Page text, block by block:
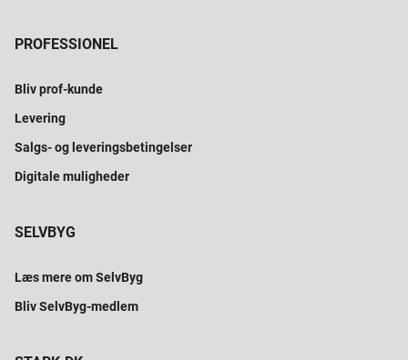
PROFESSIONEL
Bliv prof-kunde
Levering
Salgs- og leveringsbetingelser
Digitale muligheder
SELVBYG
Læs mere om SelvByg
Bliv SelvByg-medlem